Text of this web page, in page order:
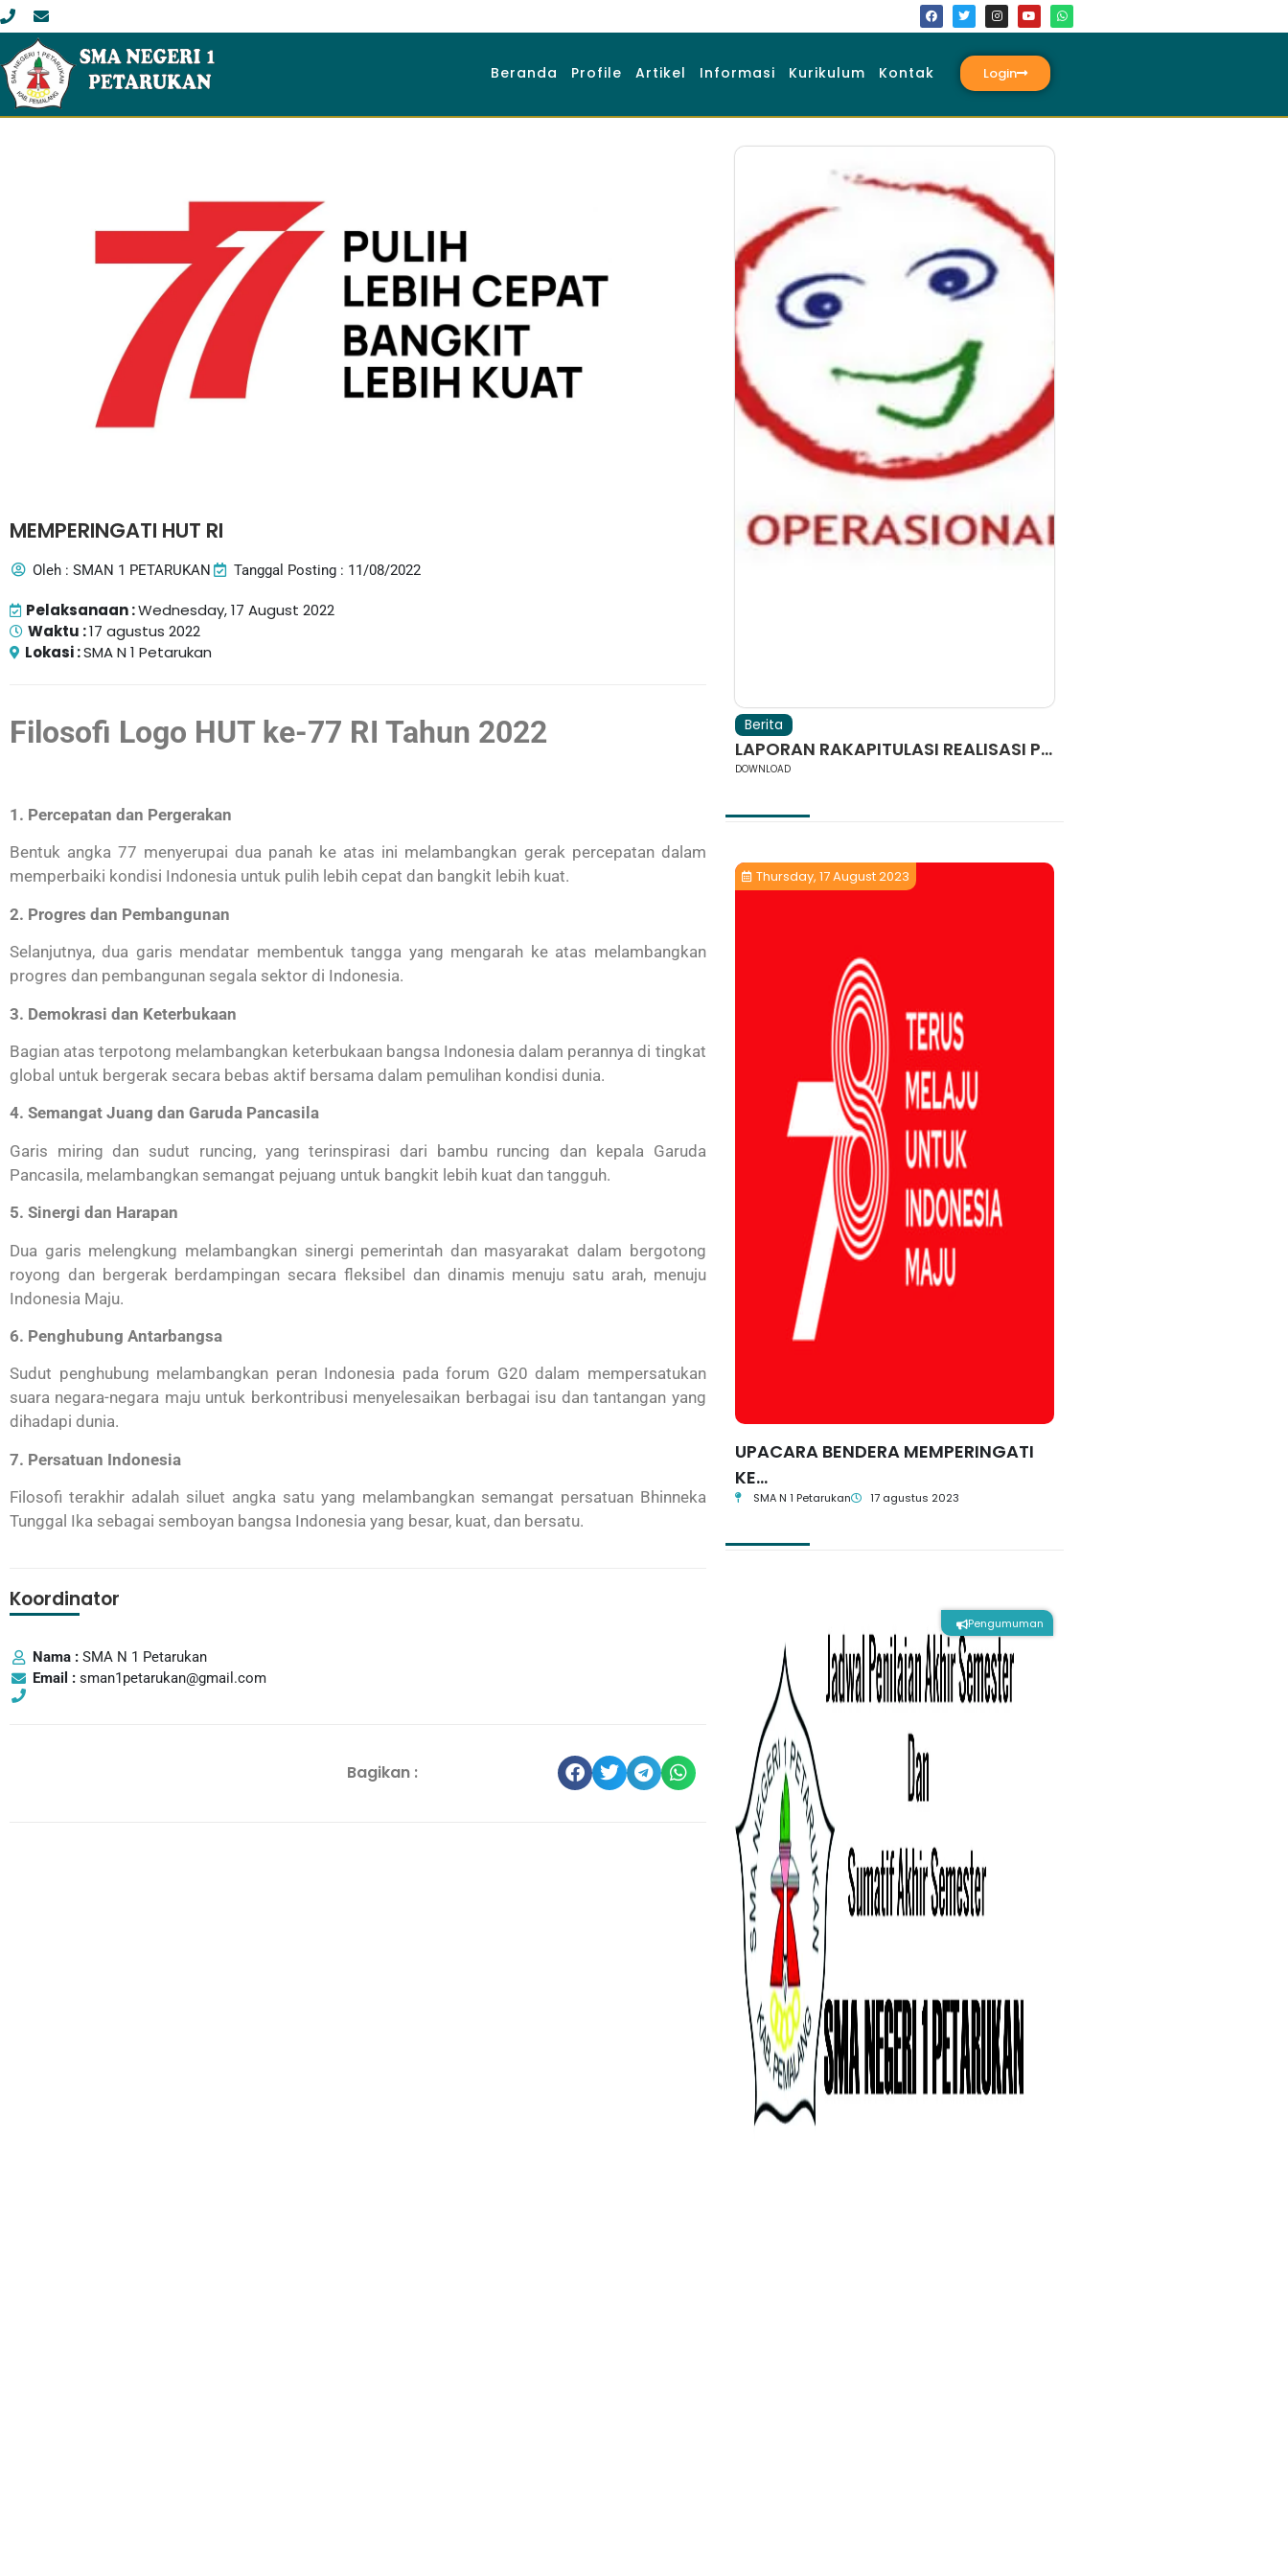
Beranda Profile Artikel Informasi Kurikulum Kontak Login
MEMPERINGATI HUT RI
Oleh : SMAN 1 PETARUKAN Tanggal Posting : 11/08/2022
Pelaksanaan :Wednesday, 17 August 2022
Waktu :17 agustus 2022
Lokasi :SMA N 1 Petarukan
Filosofi Logo HUT ke-77 RI Tahun 2022
1. Percepatan dan Pergerakan
Bentuk angka 77 menyerupai dua panah ke atas ini melambangkan gerak percepatan dalam
memperbaiki kondisi Indonesia untuk pulih lebih cepat dan bangkit lebih kuat.
2. Progres dan Pembangunan
Selanjutnya, dua garis mendatar membentuk tangga yang mengarah ke atas melambangkan
progres dan pembangunan segala sektor di Indonesia.
3. Demokrasi dan Keterbukaan
Bagian atas terpotong melambangkan keterbukaan bangsa Indonesia dalam perannya di tingkat
global untuk bergerak secara bebas aktif bersama dalam pemulihan kondisi dunia.
4. Semangat Juang dan Garuda Pancasila
Garis miring dan sudut runcing, yang terinspirasi dari bambu runcing dan kepala Garuda
Pancasila, melambangkan semangat pejuang untuk bangkit lebih kuat dan tangguh.
5. Sinergi dan Harapan
Dua garis melengkung melambangkan sinergi pemerintah dan masyarakat dalam bergotong
royong dan bergerak berdampingan secara fleksibel dan dinamis menuju satu arah, menuju
Indonesia Maju.
6. Penghubung Antarbangsa
Sudut penghubung melambangkan peran Indonesia pada forum G20 dalam mempersatukan
suara negara-negara maju untuk berkontribusi menyelesaikan berbagai isu dan tantangan yang
dihadapi dunia.
7. Persatuan Indonesia
Filosofi terakhir adalah siluet angka satu yang melambangkan semangat persatuan Bhinneka
Tunggal Ika sebagai semboyan bangsa Indonesia yang besar, kuat, dan bersatu.
Koordinator
Nama :SMA N 1 Petarukan
Email :sman1petarukan@gmail.com
Bagikan :
Berita
LAPORAN RAKAPITULASI REALISASI P...
DOWNLOAD
Thursday, 17 August 2023
UPACARA BENDERA MEMPERINGATI
KE...
SMA N 1 Petarukan 17 agustus 2023
Pengumuman